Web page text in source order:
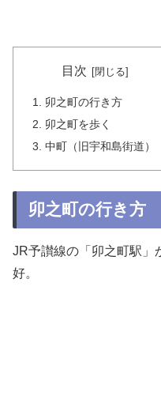
目次
卯之町の行き方
卯之町を歩く
中町（旧宇和島街道）
卯之町の行き方
JR予讃線の「卯之町駅」
好。